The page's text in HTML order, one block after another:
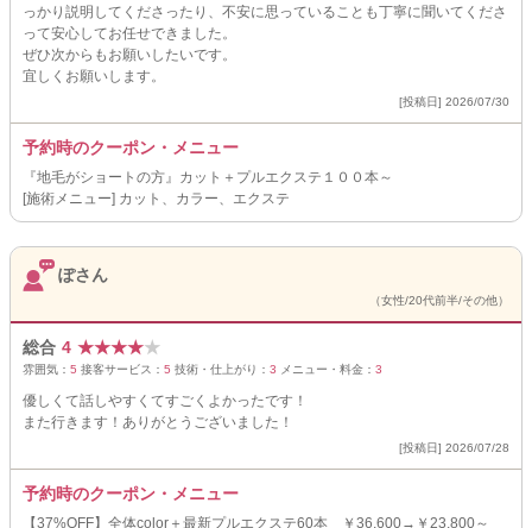
っかり説明してくださったり、不安に思っていることも丁寧に聞いてくださ
って安心してお任せできました。
ぜひ次からもお願いしたいです。
宜しくお願いします。
[投稿日] 2026/07/30
予約時のクーポン・メニュー
『地毛がショートの方』カット＋プルエクステ１００本～
[施術メニュー] カット、カラー、エクステ
ぽさん
（女性/20代前半/その他）
総合 4 ★★★★★
雰囲気： 5 接客サービス： 5 技術・仕上がり： 3 メニュー・料金： 3
優しくて話しやすくてすごくよかったです！
また行きます！ありがとうございました！
[投稿日] 2026/07/28
予約時のクーポン・メニュー
【37%OFF】全体color＋最新プルエクステ60本 ￥36,600→￥23,800～